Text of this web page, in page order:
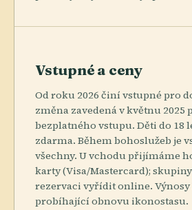
Vstupné a ceny
Od roku 2026 činí vstupné pro
změna zavedená v květnu 2025
bezplatného vstupu. Děti do 18
zdarma. Během bohoslužeb je
všechny. U vchodu přijímáme
karty (Visa/Mastercard);
rezervaci vyřídit online.
probíhající obnovu ikonostasu.